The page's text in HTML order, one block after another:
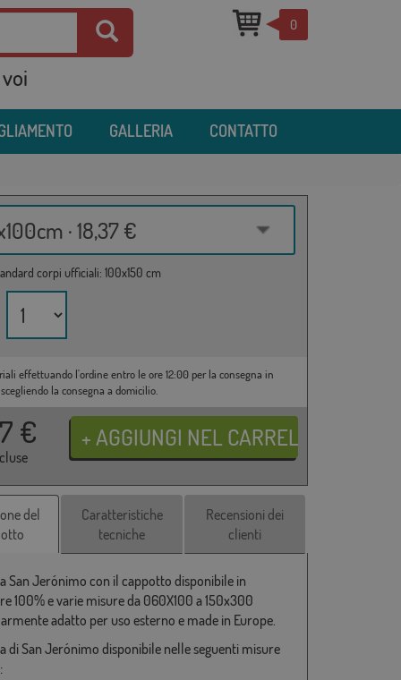
0
GALLERIA CONTATTO
· 18,37 €
corpi ufficiali: 100x150 cm
effettuando l'ordine entro le ore 12:00 per la consegna in
la consegna a domicilio.
€
del
Caratteristiche
tecniche
Recensioni dei
clienti
San Jerónimo con il cappotto disponibile in
100% e varie misure da 060X100 a 150x300
adatto per uso esterno e made in Europe.
di San Jerónimo disponibile nelle seguenti misure